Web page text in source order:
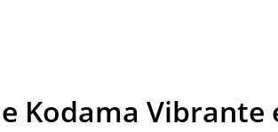
Kodama Vibrante